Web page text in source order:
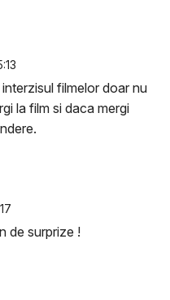
filmelor doar nu
la film si daca mergi
de surprize !